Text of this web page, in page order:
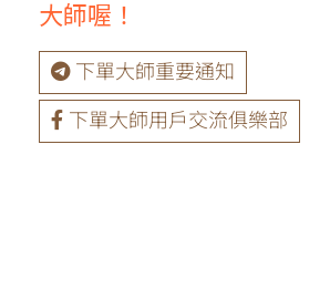
大師喔！
下單大師重要通知
下單大師用戶交流俱樂部